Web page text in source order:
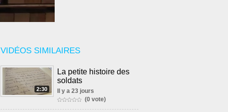
VIDÉOS SIMILAIRES
2:30
La petite histoire des
soldats
Il y a 23 jours
(0 vote)